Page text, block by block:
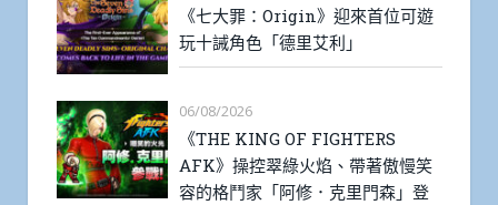
《七大罪：Origin》迎來首位可遊
玩十誡角色「德里艾利」
06/08/2026
《THE KING OF FIGHTERS
AFK》操控翠綠火焰、帶著傲慢笑
容的格鬥家「阿修．克里門森」登